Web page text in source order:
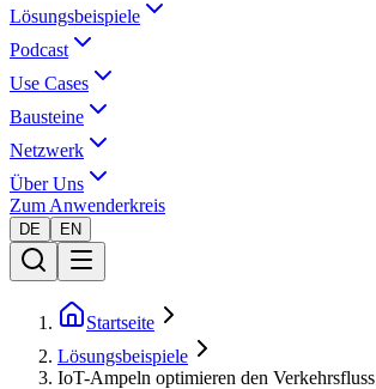
Lösungsbeispiele
Podcast
Use Cases
Bausteine
Netzwerk
Über Uns
Zum Anwenderkreis
DE EN
Startseite
Lösungsbeispiele
IoT-Ampeln optimieren den Verkehrsfluss